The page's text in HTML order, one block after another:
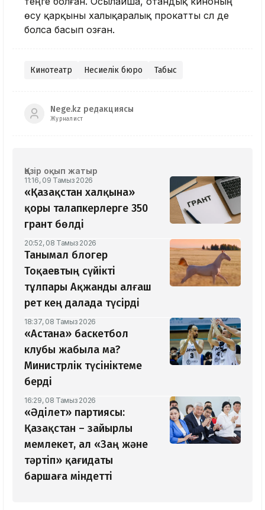
өсу қарқыны халықаралық прокатты сәл де
болса басып озған.
Кинотеатр Несиелік бюро Табыс
Nege.kz редакциясы
Журналист
Қазір оқып жатыр
11:16, 09 Тамыз 2026
«Қазақстан халқына»
қоры талапкерлерге 350
грант бөлді
20:52, 08 Тамыз 2026
Танымал блогер
Тоқаевтың сүйікті
тұлпары Ақжанды алғаш
рет кең далада түсірді
18:37, 08 Тамыз 2026
«Астана» баскетбол
клубы жабыла ма?
Министрлік түсініктеме
берді
16:29, 08 Тамыз 2026
«Әділет» партиясы:
Қазақстан – зайырлы
мемлекет, ал «Заң және
тәртіп» қағидаты
баршаға міндетті